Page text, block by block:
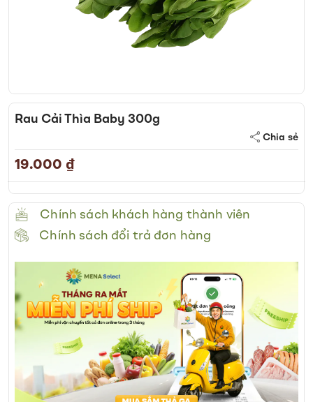
Skip
to
of
the
images
gallery
Rau Cải Thìa Baby 300g
Chia sẻ
19.000 ₫
Chính sách khách hàng thành viên
Chính sách đổi trả đơn hàng